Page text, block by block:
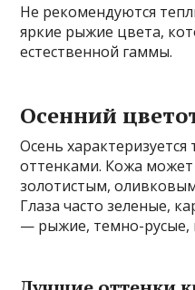
Не рекомендуются
яркие рыжие цвета,
естественной гаммы.
Осенний
Осень
оттенками. Кожа может
золотистым,
Глаза часто зеленые,
— рыжие, темно-русые,